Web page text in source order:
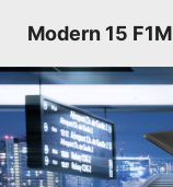
Modern 15 F1M